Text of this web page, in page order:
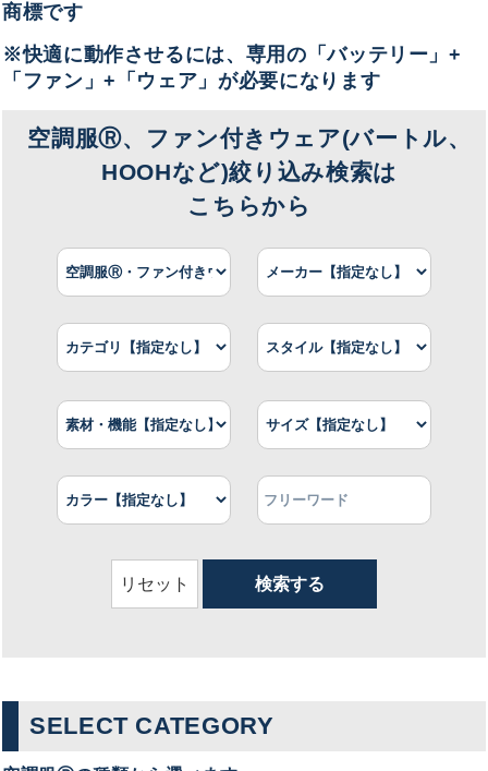
おすすめコンテンツ
商標です
※快適に動作させるには、専用の「バッテリー」+
「ファン」+「ウェア」が必要になります
空調服Ⓡ、ファン付きウェア(バートル、
HOOHなど)絞り込み検索は
こちらから
SELECT CATEGORY